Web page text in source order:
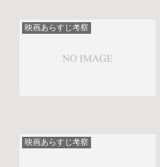
映画あらすじ考察
映画あらすじ考察